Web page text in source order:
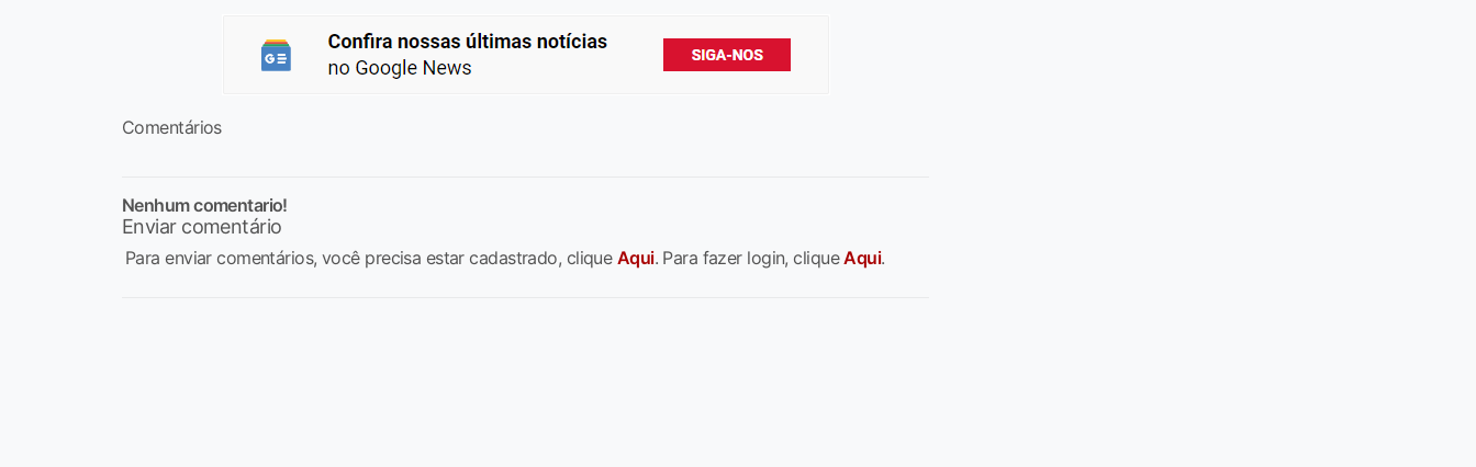
Comentários
Nenhum comentario!
Enviar comentário
Para enviar comentários, você precisa estar cadastrado, clique Aqui. Para fazer login, cliqueAqui.